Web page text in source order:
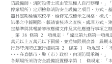
防設備師、消防設備士或由管理權人自行辦理。」「
停業場所）定期檢修消防安全設備之項目、方式、基
器具定期檢驗或校準、檢修完成標示之規格、樣式、
結果之申報期限、報請審核時之查核、處理方式、建
定基準與其報請審核應備文件及其他應遵行事項之辦
」第 38 條第 2 項規定：「違反第九條第一項規定
萬元以上五萬元以下罰鍰，並通知限期改善；屆期未
行為時消防法施行細則第 2 條第 1 項規定：「本
……在直轄市、縣（市）政府，由消防局承辦。」
各類場所消防安全設備設置標準第 1 條規定：「本